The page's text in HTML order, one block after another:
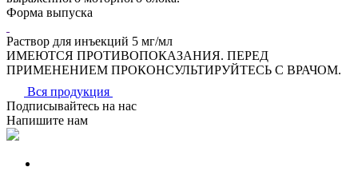
Форма выпуска
Раствор для инъекций 5 мг/мл
ИМЕЮТСЯ ПРОТИВОПОКАЗАНИЯ. ПЕРЕД
ПРИМЕНЕНИЕМ ПРОКОНСУЛЬТИРУЙТЕСЬ С ВРАЧОМ.
Вся продукция
Подписывайтесь на нас
Напишите нам